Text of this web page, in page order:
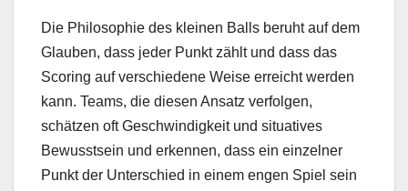
Die Philosophie des kleinen Balls beruht auf dem
Glauben, dass jeder Punkt zählt und dass das
Scoring auf verschiedene Weise erreicht werden
kann. Teams, die diesen Ansatz verfolgen,
schätzen oft Geschwindigkeit und situatives
Bewusstsein und erkennen, dass ein einzelner
Punkt der Unterschied in einem engen Spiel sein